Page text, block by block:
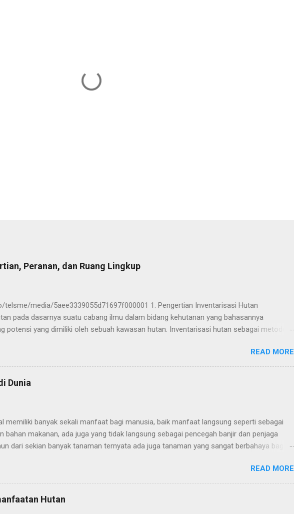
Peranan, dan Ruang Lingkup
telsme/media/5aee3339055d71697f000001 1. Pengertian Inventarisasi Hutan
pada dasarnya suatu cabang ilmu dalam bidang kehutanan yang bahasannya
potensi yang dimiliki oleh sebuah kawasan hutan. Inventarisasi hutan sebagai metode
ini dapat dilakukan dengan mengukur seluruh atau pun sebagian (sampel) objek atau
sebagai sasaran pengamatan. Potensi yang terdapat di dalam kawasan hutan
yang terkandung di dalam kawasan hutan berupa potensi fisik dan potensi biologis.
adalah keadaan tantang hutan, kondisi topografi hutan, serta keadaan iklim di
ad...
READ MORE
Dunia
memiliki banyak sekali manfaat bagi manusia, baik manfaat langsung seperti sebagai
bahan makanan, ada juga yang tidak langsung sebagai pencegah banjir dan penjaga
dari sekian banyak tanaman ternyata ada juga tanaman yang sangat berbahaya bagi
paling mematikan di dunia. Tanaman mematikan tersebut telah bertanggung jawab atas
manusia sepanjang sejarah. Gejala yang menyakitkan seperti kram perut dan mual
yang sering dialami jika terkena racun tanaman berbahaya. Tanaman yang paling
READ MORE
Hutan